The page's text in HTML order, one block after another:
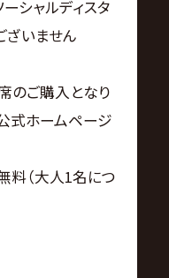
ーシャルディスタ
ざいません
のご購入となり
式ホームページ
（大人1名につ